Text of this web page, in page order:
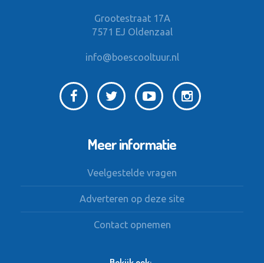
Grootestraat 17A
7571 EJ Oldenzaal
info@boescooltuur.nl
Meer informatie
Veelgestelde vragen
Adverteren op deze site
Contact opnemen